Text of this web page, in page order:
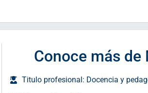
Conoce más de
Titulo profesional: Docencia y